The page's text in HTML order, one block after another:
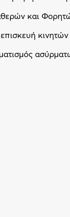
και
επισκευή